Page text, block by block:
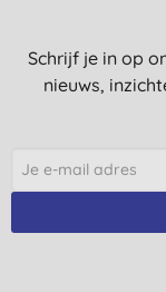
Schrijf je in op
nieuws,